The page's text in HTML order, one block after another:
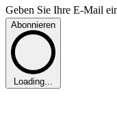
Geben Sie Ihre E-Mail
Abonnieren
Loading...